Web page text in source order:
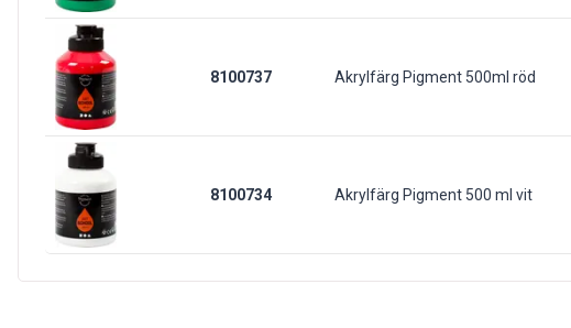
8100737 Akrylfärg Pigment 500ml röd
8100734 Akrylfärg Pigment 500 ml vit